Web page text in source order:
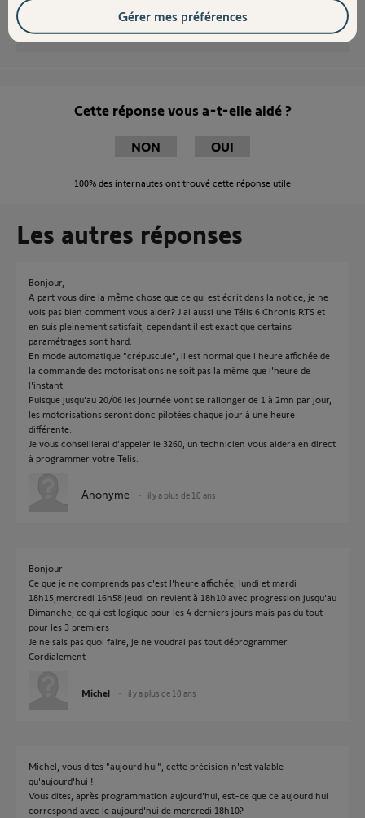
Gladys B. il y a plus de 10 ans
Cette réponse vous a-t-elle aidé ?
NON OUI
100% des internautes ont trouvé cette réponse utile
Les autres réponses
Bonjour,
A part vous dire la même chose que ce qui est écrit dans la notice, je ne
vois pas bien comment vous aider? J'ai aussi une Télis 6 Chronis RTS et
en suis pleinement satisfait, cependant il est exact que certains
paramétrages sont hard.
En mode automatique "crépuscule", il est normal que l'heure affichée de
la commande des motorisations ne soit pas la même que l'heure de
l'instant.
Puisque jusqu'au 20/06 les journée vont se rallonger de 1 à 2mn par jour,
les motorisations seront donc pilotées chaque jour à une heure
différente..
Je vous conseillerai d’appeler le 3260, un technicien vous aidera en direct
à programmer votre Télis.
Anonyme il y a plus de 10 ans
Bonjour
Ce que je ne comprends pas c'est l'heure affichée; lundi et mardi
18h15,mercredi 16h58 jeudi on revient à 18h10 avec progression jusqu'au
Dimanche, ce qui est logique pour les 4 derniers jours mais pas du tout
pour les 3 premiers
Je ne sais pas quoi faire, je ne voudrai pas tout déprogrammer
Cordialement
Michel il y a plus de 10 ans
Michel, vous dites "aujourd'hui", cette précision n'est valable
qu'aujourd'hui !
Vous dites, après programmation aujourd'hui, est-ce que ce aujourd'hui
correspond avec le aujourd'hui de mercredi 18h10?
Gérer mes préférences